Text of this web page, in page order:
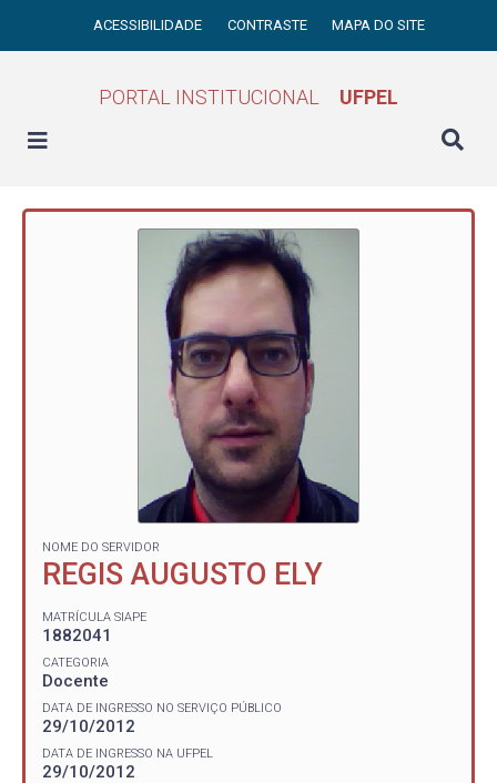
ACESSIBILIDADE CONTRASTE MAPA DO SITE
PORTAL INSTITUCIONAL UFPEL
NOME DO SERVIDOR
REGIS AUGUSTO ELY
MATRÍCULA SIAPE
1882041
CATEGORIA
Docente
DATA DE INGRESSO NO SERVIÇO PÚBLICO
29/10/2012
DATA DE INGRESSO NA UFPEL
29/10/2012